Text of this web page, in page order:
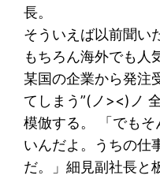
長。
そういえば以前聞い
もちろん海外でも人
某国の企業から発注
てしまう”(ノ><)ノ
模倣する。 「でも
いんだよ。うちの仕
だ。」細見副社長と